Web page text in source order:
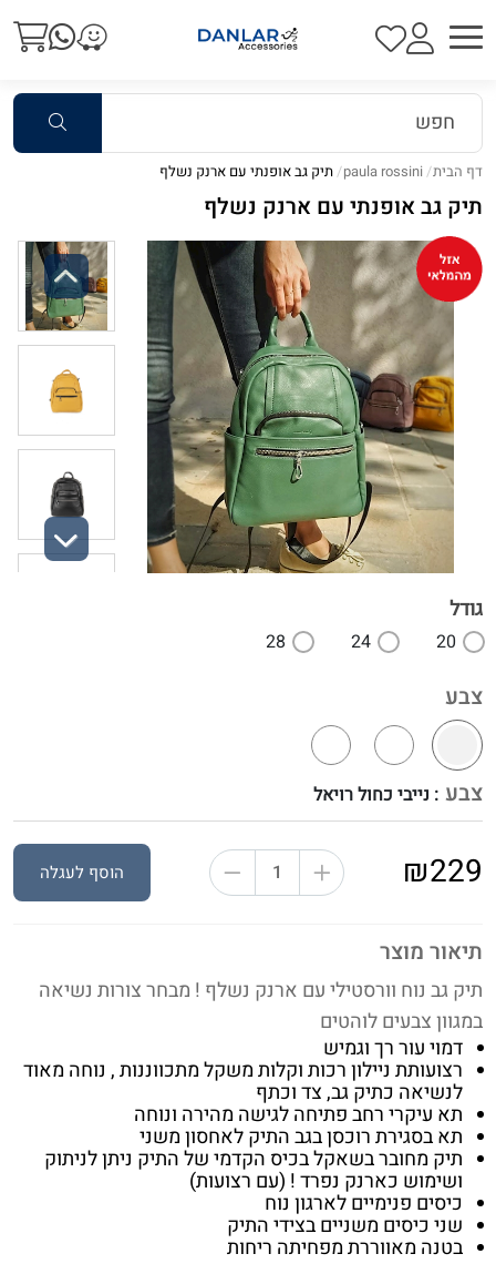
דף הבית paula rossini תיק גב אופנתי עם ארנק נשלף
תיק גב אופנתי עם ארנק נשלף
תיאור מוצר
תיק גב נוח וורסטילי עם ארנק נשלף ! מבחר צורות נשיאה
במגוון צבעים לוהטים
דמוי עור רך וגמיש
רצועותת ניילון רכות וקלות משקל מתכווננות , נוחה מאוד
לנשיאה כתיק גב, צד וכתף
תא עיקרי רחב פתיחה לגישה מהירה ונוחה
תא בסגירת רוכסן בגב התיק לאחסון משני
תיק מחובר בשאקל בכיס הקדמי של התיק ניתן לניתוק
ושימוש כארנק נפרד ! (עם רצועות)
כיסים פנימיים לארגון נוח
שני כיסים משניים בצידי התיק
בטנה מאווררת מפחיתה ריחות
צבע
צבע : נייבי כחול רויאל
גודל
20
24
28
₪229 הוסף לעגלה
Previous
Next